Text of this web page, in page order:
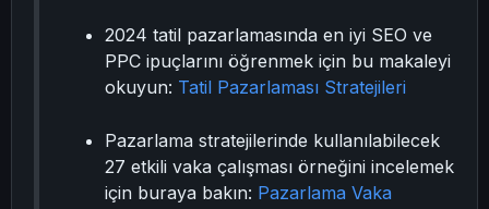
2024 tatil pazarlamasında en iyi SEO ve
PPC ipuçlarını öğrenmek için bu makaleyi
okuyun: Tatil Pazarlaması Stratejileri
Pazarlama stratejilerinde kullanılabilecek
27 etkili vaka çalışması örneğini incelemek
için buraya bakın: Pazarlama Vaka